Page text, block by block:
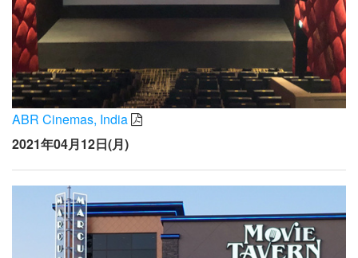
ABR Cinemas, India
2021年04月12日(月)